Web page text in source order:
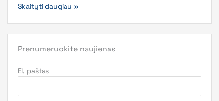
Skaityti daugiau »
Prenumeruokite naujienas
El. paštas